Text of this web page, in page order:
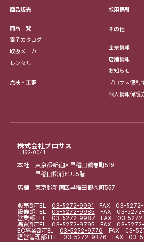
株式会社プロサス
〒162-0041
本社 東京都新宿区早稲田鶴巻町519
早稲田松浦ビル5階
店舗 東京都新宿区早稲田鶴巻町557
販売部TEL 03-5272-9991 FAX 03-5272-
設備部TEL 03-5272-9985 FAX 03-5272-
営業部TEL 03-5272-9987 FAX 03-
購買部TEL 03-5272-9795 FAX 03-
EC事業部TEL 03-5272-9776 FAX 03-
経営管理部TEL 03-5272-9876 FAX 03-
商品販売
商品一覧
電子カタログ
取扱メーカー
レンタル
点検・工事
採用情報
その他
企業情報
店舗情報
お知らせ
プロサス便利
個人情報保護